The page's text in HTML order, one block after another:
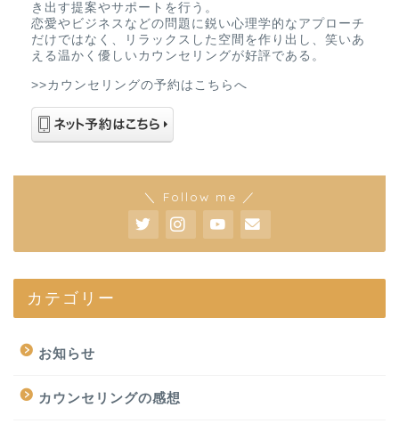
き出す提案やサポートを行う。
恋愛やビジネスなどの問題に鋭い心理学的なアプローチ
だけではなく、リラックスした空間を作り出し、笑いあ
える温かく優しいカウンセリングが好評である。
>>カウンセリングの予約はこちらへ
＼ Follow me ／
カテゴリー
お知らせ
カウンセリングの感想